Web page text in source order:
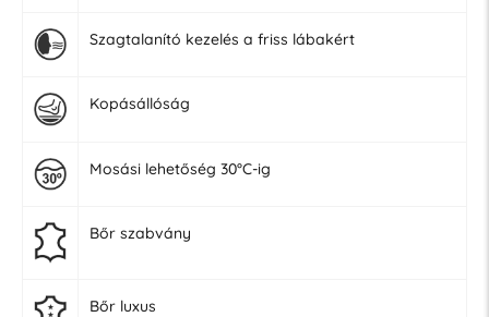
Szagtalanító kezelés a friss lábakért
Kopásállóság
Mosási lehetőség 30°C-ig
Bőr szabvány
Bőr luxus